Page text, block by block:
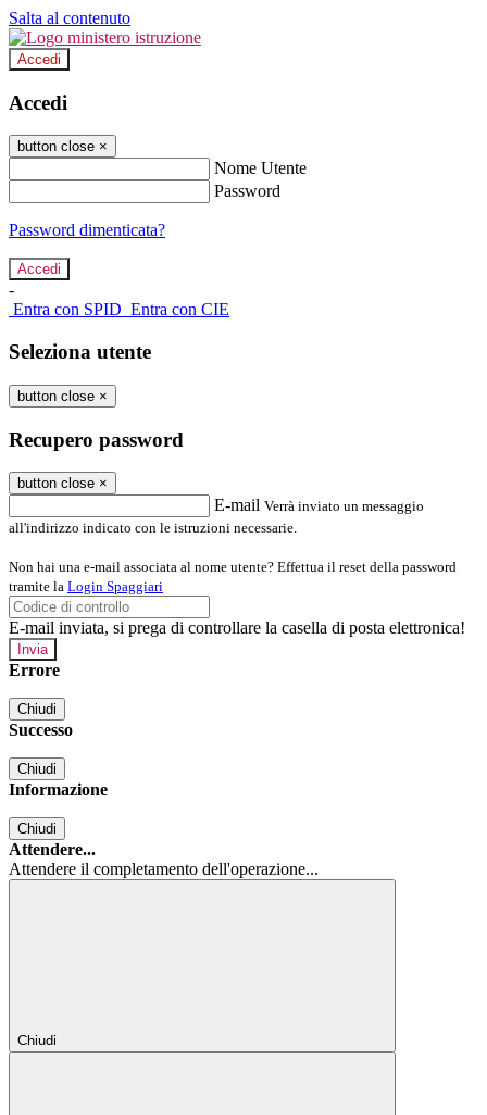
Salta al contenuto
Accedi
Accedi
button close ×
Nome Utente
Password
Password dimenticata?
-
Entra con SPID Entra con CIE
Seleziona utente
button close ×
Recupero password
button close ×
E-mail Verrà inviato un messaggio
all'indirizzo indicato con le istruzioni necessarie.
Non hai una e-mail associata al nome utente? Effettua il reset della password
tramite la Login Spaggiari
E-mail inviata, si prega di controllare la casella di posta elettronica!
Errore
Chiudi
Successo
Chiudi
Informazione
Chiudi
Attendere...
Attendere il completamento dell'operazione...
Chiudi